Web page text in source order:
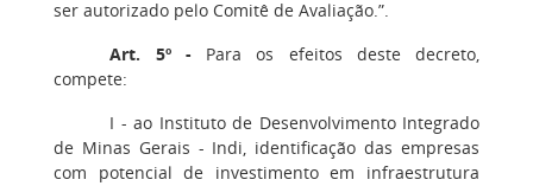
ser autorizado pelo Comitê de Avaliação.”.
Art. 5º - Para os efeitos deste decreto,
compete:
I - ao Instituto de Desenvolvimento Integrado
de Minas Gerais - Indi, identificação das empresas
com potencial de investimento em infraestrutura